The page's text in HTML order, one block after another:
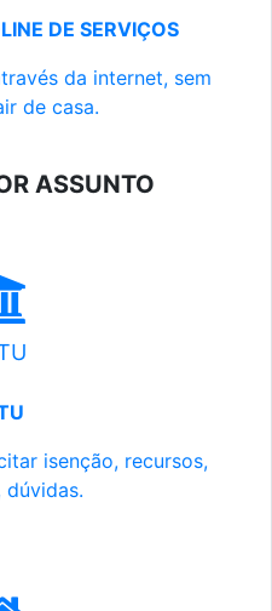
DE SERVIÇOS
da internet, sem
de casa.
ASSUNTO
isenção, recursos,